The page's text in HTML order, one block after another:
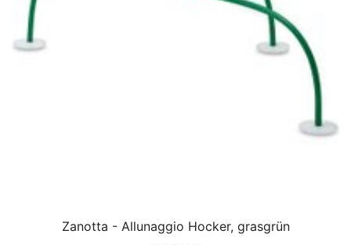
Zanotta - Allunaggio Hocker, grasgrün